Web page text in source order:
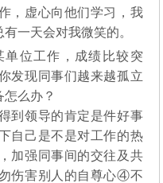
，虚心向他们学习，我
一天会对我微笑的。
位工作，成绩比较突
发现同事们越来越孤立
么办？
到领导的肯定是件好事
自己是不是对工作的热
加强同事间的交往及共
伤害别人的自尊心④不